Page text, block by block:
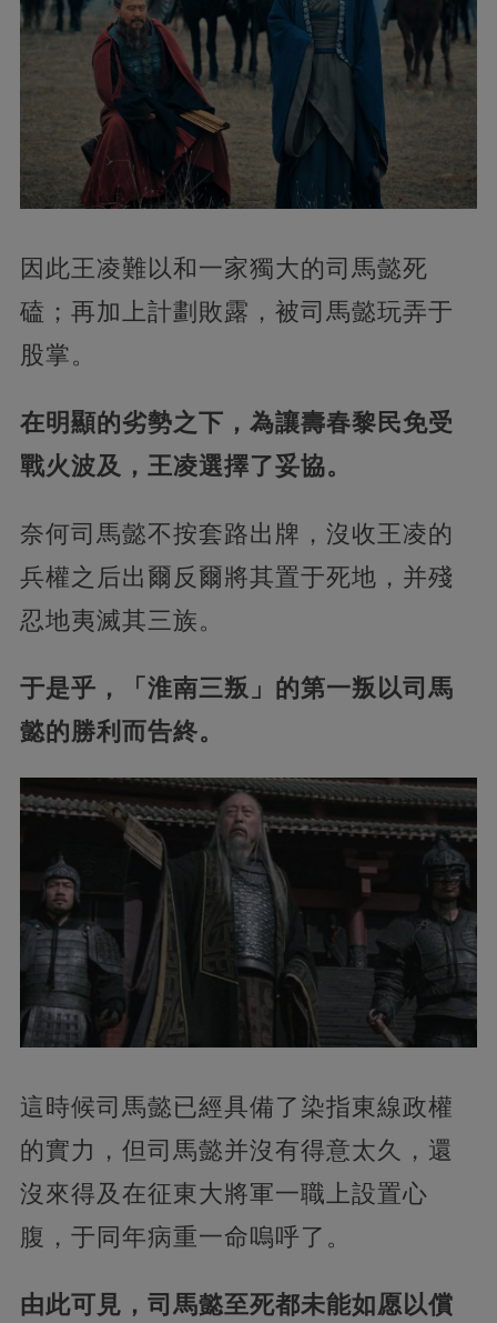
因此王凌難以和一家獨大的司馬懿死
磕；再加上計劃敗露，被司馬懿玩弄于
股掌。
在明顯的劣勢之下，為讓壽春黎民免受
戰火波及，王凌選擇了妥協。
奈何司馬懿不按套路出牌，沒收王凌的
兵權之后出爾反爾將其置于死地，并殘
忍地夷滅其三族。
于是乎，「淮南三叛」的第一叛以司馬
懿的勝利而告終。
這時候司馬懿已經具備了染指東線政權
的實力，但司馬懿并沒有得意太久，還
沒來得及在征東大將軍一職上設置心
腹，于同年病重一命嗚呼了。
由此可見，司馬懿至死都未能如愿以償